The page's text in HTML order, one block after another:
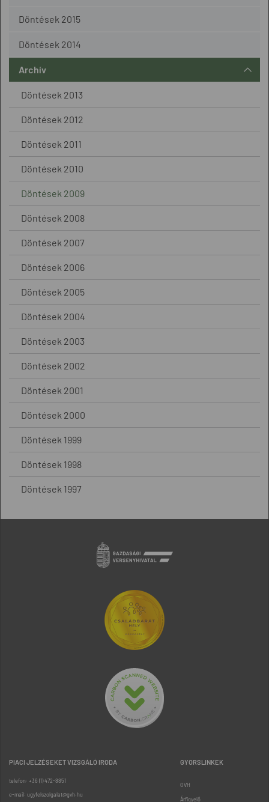
Döntések 2015
Döntések 2014
Archív
Döntések 2013
Döntések 2012
Döntések 2011
Döntések 2010
Döntések 2009
Döntések 2008
Döntések 2007
Döntések 2006
Döntések 2005
Döntések 2004
Döntések 2003
Döntések 2002
Döntések 2001
Döntések 2000
Döntések 1999
Döntések 1998
Döntések 1997
PIACI JELZÉSEKET VIZSGÁLÓ IRODA
telefon: +36 (1) 472-8851
e-mail: ugyfelszolgalat@gvh.hu
GYORSLINKEK
GVH
Árfigyelő